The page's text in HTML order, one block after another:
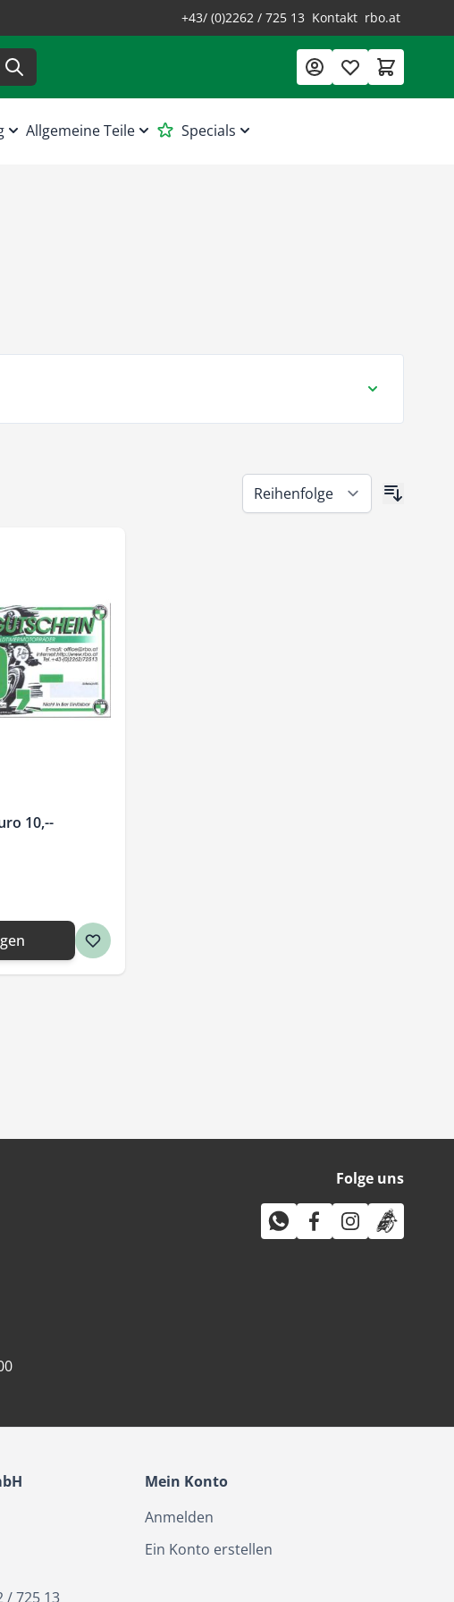
+43/ (0)2262 / 725 13 Kontakt rbo.at
Allgemeine Teile Specials
10,--
Folge uns
/ 725 13
Mein Konto
Anmelden
Ein Konto erstellen